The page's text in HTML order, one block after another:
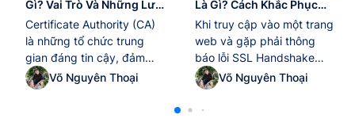
Gì? Vai Trò Và Những Lưu
Ý Cần Biết Khi Đăng Ký CA
Certificate Authority (CA)
là những tổ chức trung
gian đáng tin cậy, đảm
bảo tính xác thực và đáng
tin cậy của các chứng chỉ
Võ Nguyên Thoại
Là Gì? Cách Khắc Phục
Lỗi SSL Handshake Failed
Khi truy cập vào một trang
web và gặp phải thông
báo lỗi SSL Handshake
Failed, nhiều người cảm
thấy bối rối và không biết
phải xử lý như thế nào.
Võ Nguyên Thoại